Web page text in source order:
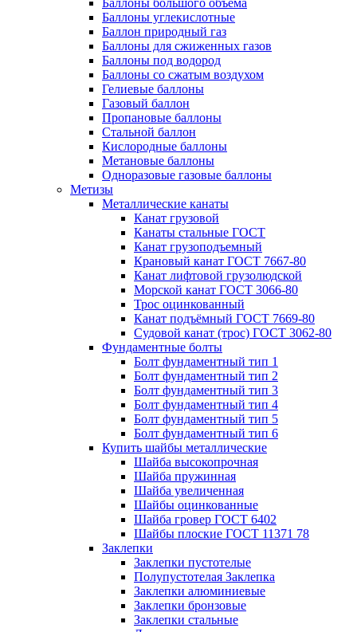
Баллоны большого объема
Баллоны углекислотные
Баллон природный газ
Баллоны для сжиженных газов
Баллоны под водород
Баллоны со сжатым воздухом
Гелиевые баллоны
Газовый баллон
Пропановые баллоны
Стальной баллон
Кислородные баллоны
Метановые баллоны
Одноразовые газовые баллоны
Метизы
Металлические канаты
Канат грузовой
Канаты стальные ГОСТ
Канат грузоподъемный
Крановый канат ГОСТ 7667-80
Канат лифтовой грузолюдской
Морской канат ГОСТ 3066-80
Трос оцинкованный
Канат подъёмный ГОСТ 7669-80
Судовой канат (трос) ГОСТ 3062-80
Фундаментные болты
Болт фундаментный тип 1
Болт фундаментный тип 2
Болт фундаментный тип 3
Болт фундаментный тип 4
Болт фундаментный тип 5
Болт фундаментный тип 6
Купить шайбы металлические
Шайба высокопрочная
Шайба пружинная
Шайба увеличенная
Шайбы оцинкованные
Шайба гровер ГОСТ 6402
Шайбы плоские ГОСТ 11371 78
Заклепки
Заклепки пустотелые
Полупустотелая Заклепка
Заклепки алюминиевые
Заклепки бронзовые
Заклепки стальные